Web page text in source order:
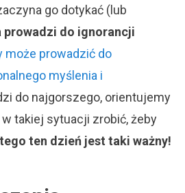
go dotykać (lub
prowadzi do ignorancji
może prowadzić do
myślenia i
do najgorszego, orientujemy
takiej sytuacji zrobić, żeby
ten dzień jest taki ważny!